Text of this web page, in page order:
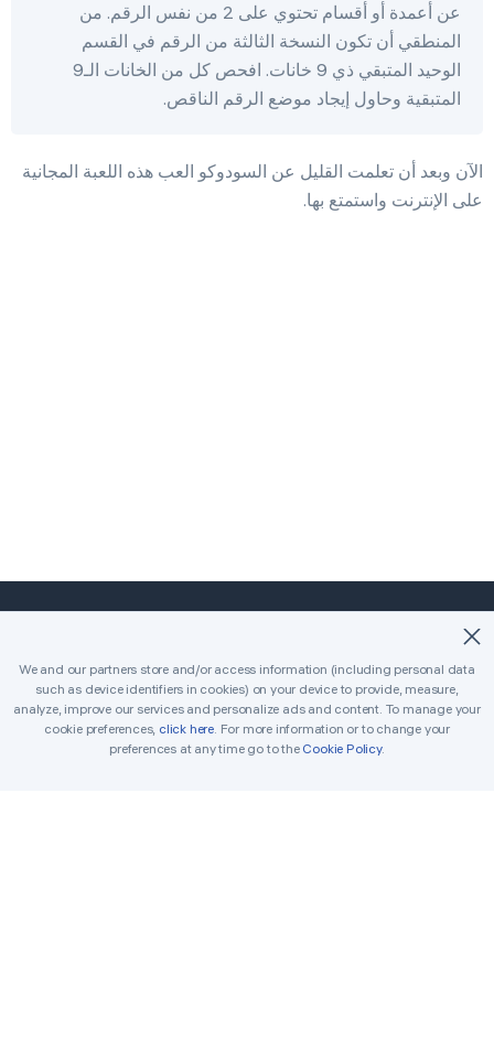
عن أعمدة أو أقسام تحتوي على 2 من نفس الرقم. من
المنطقي أن تكون النسخة الثالثة من الرقم في القسم
الوحيد المتبقي ذي 9 خانات. افحص كل من الخانات الـ9
المتبقية وحاول إيجاد موضع الرقم الناقص.
الآن وبعد أن تعلمت القليل عن السودوكو العب هذه اللعبة المجانية
على الإنترنت واستمتع بها.
الصفحة الرئيسية كلاسيكي
قاتلة
التحديات اليومية
المسابقة جوائز القواعد
تواصل معنا
We and our partners store and/or access information (including personal data
such as device identifiers in cookies) on your device to provide, measure,
analyze, improve our services and personalize ads and content. To manage your
cookie preferences, click here. For more information or to change your
preferences at any time go to the Cookie Policy.